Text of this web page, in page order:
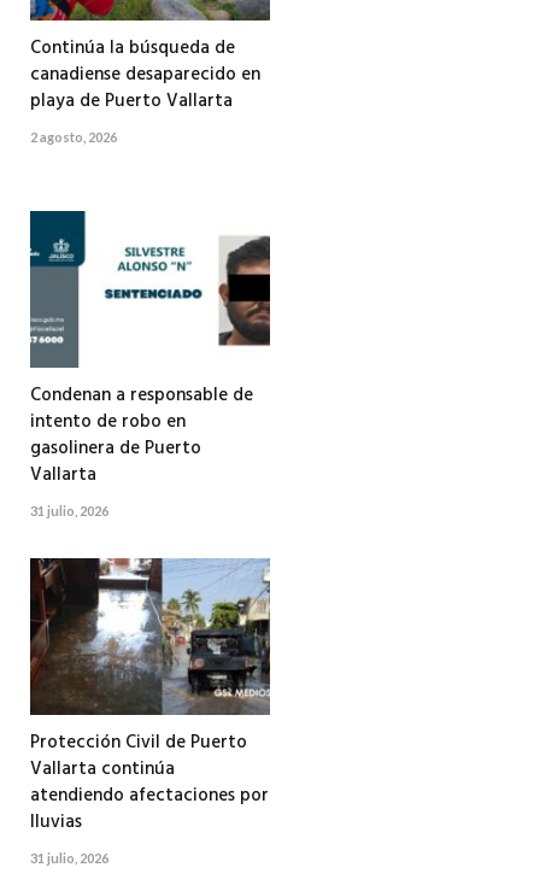
Continúa la búsqueda de
canadiense desaparecido en
playa de Puerto Vallarta
2 agosto, 2026
Condenan a responsable de
intento de robo en
gasolinera de Puerto
Vallarta
31 julio, 2026
Protección Civil de Puerto
Vallarta continúa
atendiendo afectaciones por
lluvias
31 julio, 2026